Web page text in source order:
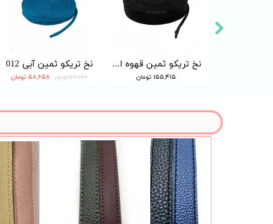
نخ تریکو ثمین آبی 012
۱۴۶,۶۴۶ تومان ۵۸,۶۵۸ تومان
نخ تریکو ثمین قهوه ای تیره 02۵
۱۵۵,۴۱۵ تومان